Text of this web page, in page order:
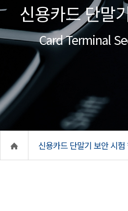
신용카드 단말
Card Terminal
신용카드 단말기 보안 시험